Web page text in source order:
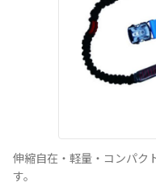
伸縮自在・軽量・コンパク
す。